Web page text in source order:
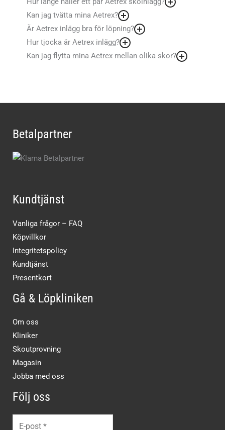
Kan jag tvätta mina Aetrex?
Är Aetrex inlägg bra för löpning?
Hur tjocka är Aetrex inlägg?
Kan jag flytta mina Aetrex mellan olika skor?
Betalpartner
Kundtjänst
Vanliga frågor – FAQ
Köpvillkor
Integritetspolicy
Kundtjänst
Presentkort
Gå & Löpkliniken
Om oss
Kliniker
Skoutprovning
Magasin
Jobba med oss
Följ oss